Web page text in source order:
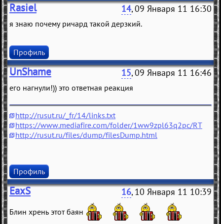
Rasiel 14, 09 Января 11 16:30
я знаю почему ричард такой дерзкий.
Профиль
UnShame 15, 09 Января 11 16:46
его нагнули!)) это ответная реакция
http://rusut.ru/_fr/14/links.txt
https://www.mediafire.com/folder/1ww9zpl63q2pc/RT
http://rusut.ru/files/dump/filesDump.html
Профиль
EaxS 16, 10 Января 11 10:39
Блин хрень этот баян